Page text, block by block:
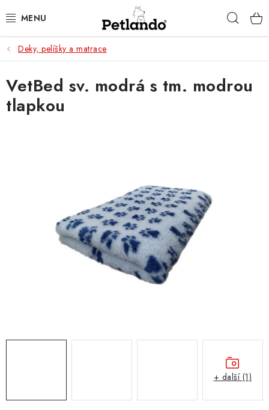
na
PRO PSY
PRO KOČKY
PRO PÁNÍČKY
REGISTROVAT
Deky, pelíšky a matrace
VetBed sv. modrá s tm. modrou
tlapkou
+ další (1)